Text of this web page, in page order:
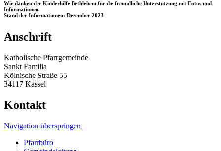
Wir danken der Kinderhilfe Bethlehem für die freundliche Unterstützung mit Fotos und
Informationen.
Stand der Informationen: Dezember 2023
Anschrift
Katholische Pfarrgemeinde
Sankt Familia
Kölnische Straße 55
34117 Kassel
Kontakt
Navigation überspringen
Pfarrbüro